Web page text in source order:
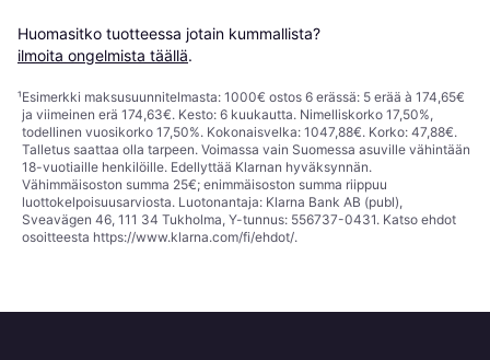
Huomasitko tuotteessa jotain kummallista?
ilmoita ongelmista täällä.
¹Esimerkki maksusuunnitelmasta: 1000€ ostos 6 erässä: 5 erää à 174,65€
ja viimeinen erä 174,63€. Kesto: 6 kuukautta. Nimelliskorko 17,50%,
todellinen vuosikorko 17,50%. Kokonaisvelka: 1047,88€. Korko: 47,88€.
Talletus saattaa olla tarpeen. Voimassa vain Suomessa asuville vähintään
18-vuotiaille henkilöille. Edellyttää Klarnan hyväksynnän.
Vähimmäisoston summa 25€; enimmäisoston summa riippuu
luottokelpoisuusarviosta. Luotonantaja: Klarna Bank AB (publ),
Sveavägen 46, 111 34 Tukholma, Y-tunnus: 556737-0431. Katso ehdot
osoitteesta https://www.klarna.com/fi/ehdot/.